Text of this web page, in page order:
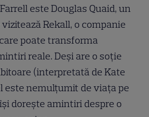
este Douglas Quaid, un
Rekall, o companie
poate transforma
reale. Deşi are o soţie
(interpretată de Kate
este nemulţumit de viaţa pe
doreşte amintiri despre o